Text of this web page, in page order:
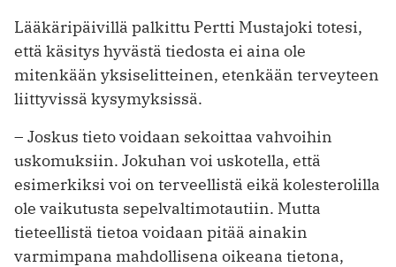
Lääkäripäivillä palkittu Pertti Mustajoki totesi,
että käsitys hyvästä tiedosta ei aina ole
mitenkään yksiselitteinen, etenkään terveyteen
liittyvissä kysymyksissä.
– Joskus tieto voidaan sekoittaa vahvoihin
uskomuksiin. Jokuhan voi uskotella, että
esimerkiksi voi on terveellistä eikä kolesterolilla
ole vaikutusta sepelvaltimotautiin. Mutta
tieteellistä tietoa voidaan pitää ainakin
varmimpana mahdollisena oikeana tietona,